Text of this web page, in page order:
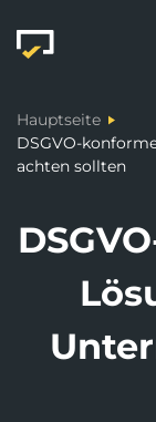
Hauptseite
DSGVO-
achten sollten